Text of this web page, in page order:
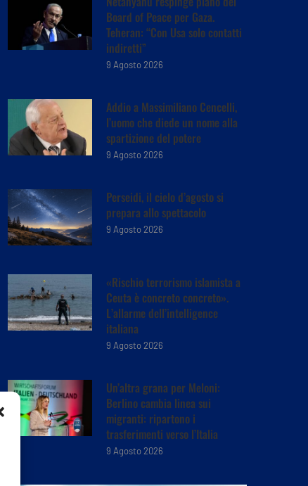
Board of Peace per Gaza.
Teheran: “Con Usa solo contatti
indiretti”
9 Agosto 2026
Addio a Massimiliano Cencelli,
l’uomo che diede un nome alla
spartizione del potere
9 Agosto 2026
Perseidi, il cielo d’agosto si
prepara allo spettacolo
9 Agosto 2026
«Rischio terrorismo islamista a
Ceuta è concreto concreto».
L’allarme dell’intelligence
italiana
9 Agosto 2026
Un’altra grana per Meloni:
Berlino cambia linea sui
migranti: ripartono i
trasferimenti verso l’Italia
9 Agosto 2026